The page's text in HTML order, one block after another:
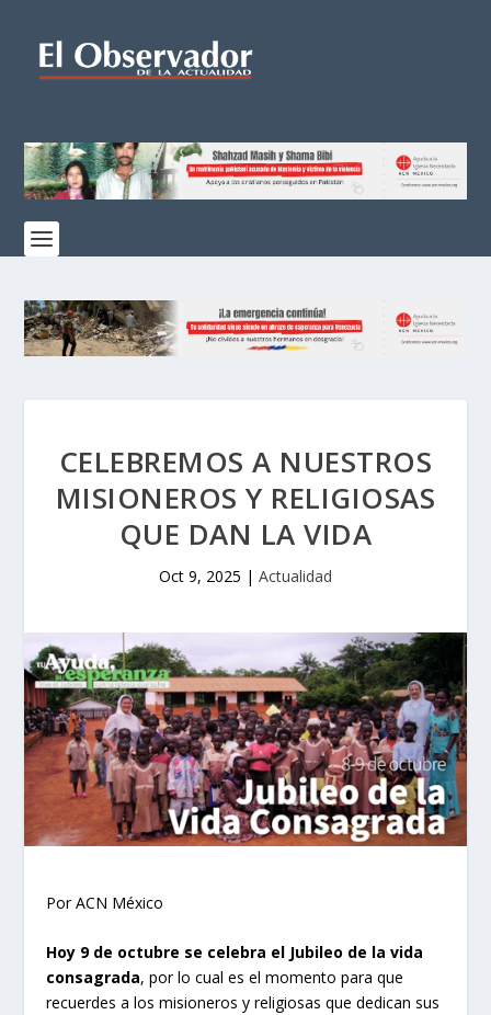
CELEBREMOS A NUESTROS
MISIONEROS Y RELIGIOSAS
QUE DAN LA VIDA
Oct 9, 2025 | Actualidad
Por ACN México
Hoy 9 de octubre se celebra el Jubileo de la vida
consagrada, por lo cual es el momento para que
recuerdes a los misioneros y religiosas que dedican sus